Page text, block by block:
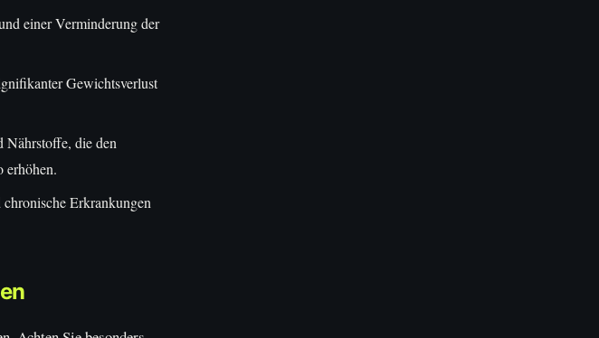
einer Verminderung der
Gewichtsverlust
Nährstoffe, die den
erhöhen.
Erkrankungen